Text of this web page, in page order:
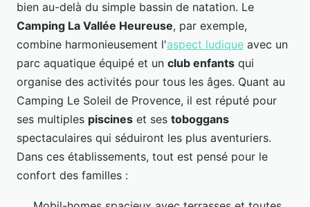
bien au-delà du simple bassin de natation. Le
Camping La Vallée Heureuse, par exemple,
combine harmonieusement l'aspect ludique avec un
parc aquatique équipé et un club enfants qui
organise des activités pour tous les âges. Quant au
Camping Le Soleil de Provence, il est réputé pour
ses multiples piscines et ses toboggans
spectaculaires qui séduiront les plus aventuriers.
Dans ces établissements, tout est pensé pour le
confort des familles :